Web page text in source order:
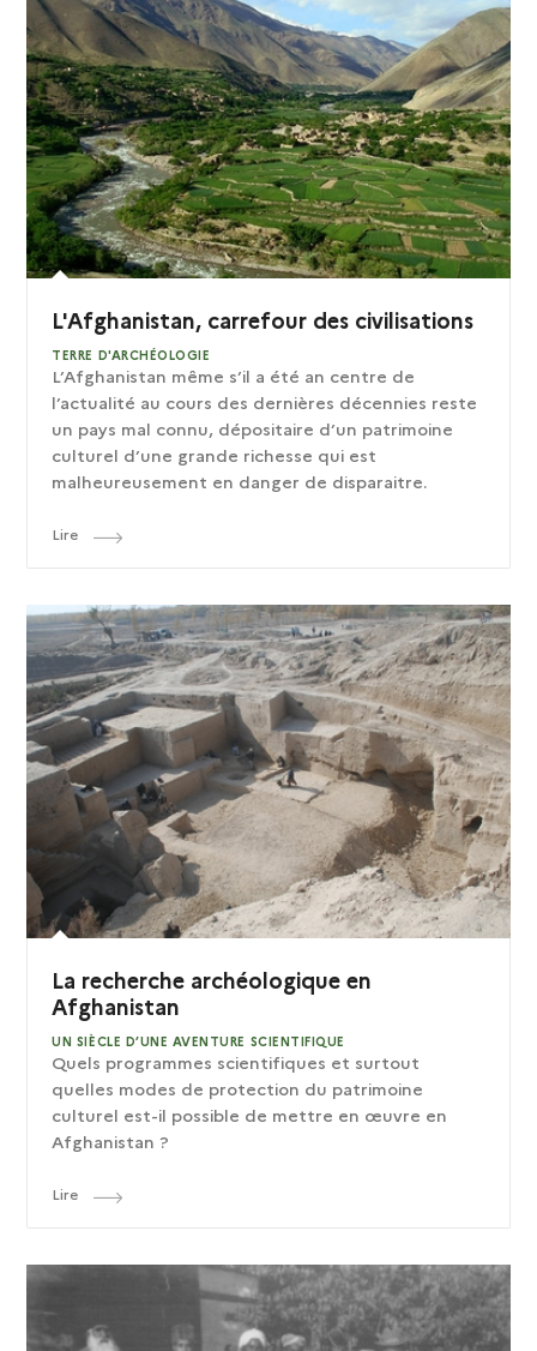
L'Afghanistan, carrefour des civilisations
TERRE D'ARCHÉOLOGIE
L’Afghanistan même s’il a été an centre de
l’actualité au cours des dernières décennies reste
un pays mal connu, dépositaire d’un patrimoine
culturel d’une grande richesse qui est
malheureusement en danger de disparaitre.
Lire
La recherche archéologique en
Afghanistan
UN SIÈCLE D’UNE AVENTURE SCIENTIFIQUE
Quels programmes scientifiques et surtout
quelles modes de protection du patrimoine
culturel est-il possible de mettre en œuvre en
Afghanistan ?
Lire